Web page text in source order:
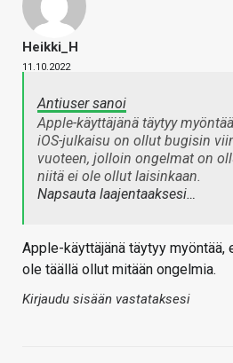
Heikki_H
11.10.2022
Antiuser sanoi
Apple-käyttäjänä täytyy
iOS-julkaisu on ollut bugisin
vuoteen, jolloin ongelmat on
niitä ei ole ollut laisinkaan.
Napsauta laajentaaksesi…
Apple-käyttäjänä täytyy myöntää,
ole täällä ollut mitään ongelmia.
Kirjaudu sisään vastataksesi